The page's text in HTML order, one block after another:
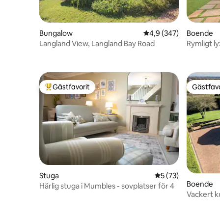
Bungalow 4,9 av 5 i
4,9 (347)
Langland View, Langland Bay Road
Boende
Rymligt
Populär gästfavorit
Gästfavorit
Stuga 5 av 5 i
5 (73)
Härlig stuga i Mumbles - sovplatser för 4
Boende
Vackert